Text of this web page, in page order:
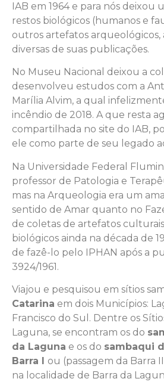
IAB em 1964 e para nós deixou
restos biológicos (humanos e
outros artefatos arqueológicos,
diversas de suas publicações.
No Museu Nacional deixou a
desenvolveu estudos com a
Marília Alvim, a qual
incêndio de 2018. A que resta
compartilhada no site do IAB,
ele como parte de seu legado
Na Universidade Federal
professor de Patologia e
mas na Arqueologia era um
sentido de Amar quanto no
de coletas de artefatos
biológicos ainda na década de
de fazê-lo pelo IPHAN após a
3924/1961.
Viajou e pesquisou em sítios
Catarina em dois Municípios:
Francisco do Sul. Dentre os
Laguna, se encontram os do
da Laguna e os do sambaqui
Barra I ou (passagem da Barra
na localidade de Barra da